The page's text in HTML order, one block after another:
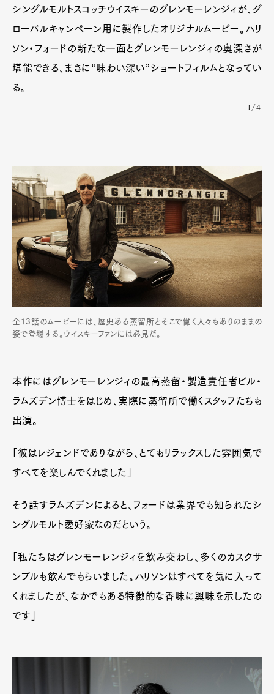
Official Columnist
About
Contact
シングルモルトスコッチウイスキーのグレンモーレンジィが、グ
ローバルキャンペーン用に製作したオリジナルムービー。ハリ
ソン・フォードの新たな一面とグレンモーレンジィの奥深さが
堪能できる、まさに“味わい深い”ショートフィルムとなってい
る。
1/4
全13話のムービーには、歴史ある蒸留所とそこで働く人々もありのままの
姿で登場する。ウイスキーファンには必見だ。
本作にはグレンモーレンジィの最高蒸留・製造責任者ビル・
ラムズデン博士をはじめ、実際に蒸留所で働くスタッフたちも
出演。
「彼はレジェンドでありながら、とてもリラックスした雰囲気で
すべてを楽しんでくれました」
そう話すラムズデンによると、フォードは業界でも知られたシ
ングルモルト愛好家なのだという。
「私たちはグレンモーレンジィを飲み交わし、多くのカスクサ
ンプルも飲んでもらいました。ハリソンはすべてを気に入って
くれましたが、なかでもある特徴的な香味に興味を示したの
です」